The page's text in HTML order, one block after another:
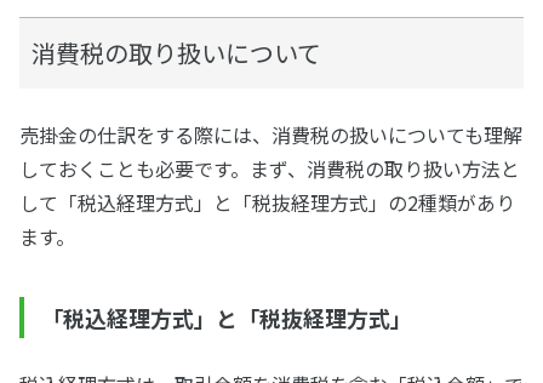
消費税の取り扱いについて
売掛金の仕訳をする際には、消費税の扱いについても理解
しておくことも必要です。まず、消費税の取り扱い方法と
して「税込経理方式」と「税抜経理方式」の2種類があり
ます。
「税込経理方式」と「税抜経理方式」